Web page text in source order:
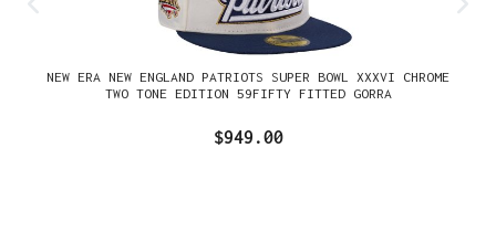
NEW ERA NEW ENGLAND PATRIOTS SUPER BOWL XXXVI CHROME
TWO TONE EDITION 59FIFTY FITTED GORRA
$949.00